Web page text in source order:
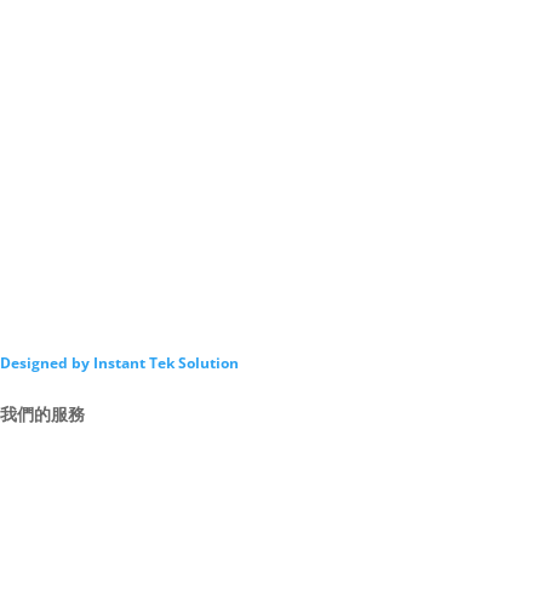
Designed by Instant Tek Solution
我們的服務